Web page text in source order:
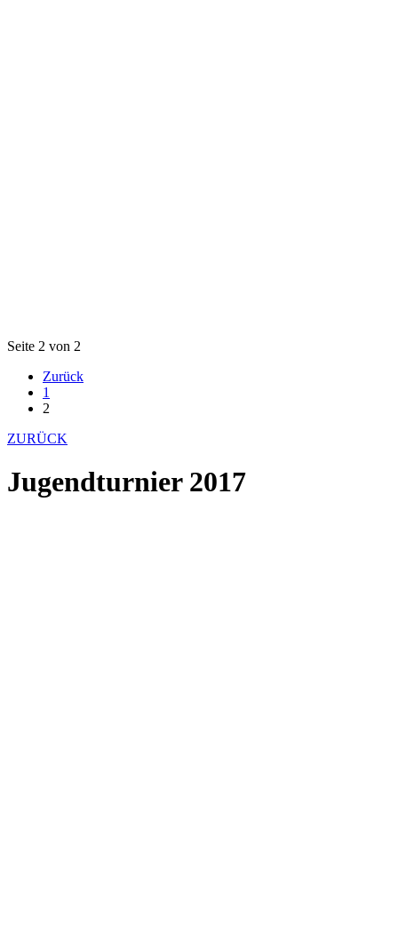
Seite 2 von 2
Zurück
1
2
ZURÜCK
Jugendturnier 2017